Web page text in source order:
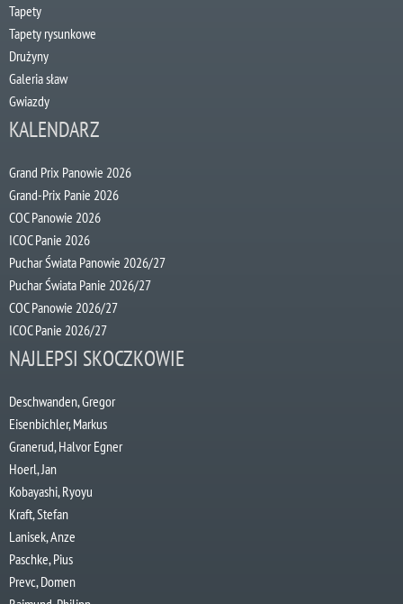
Tapety
Tapety rysunkowe
Drużyny
Galeria sław
Gwiazdy
KALENDARZ
Grand Prix Panowie 2026
Grand-Prix Panie 2026
COC Panowie 2026
ICOC Panie 2026
Puchar Świata Panowie 2026/27
Puchar Świata Panie 2026/27
COC Panowie 2026/27
ICOC Panie 2026/27
NAJLEPSI SKOCZKOWIE
Deschwanden, Gregor
Eisenbichler, Markus
Granerud, Halvor Egner
Hoerl, Jan
Kobayashi, Ryoyu
Kraft, Stefan
Lanisek, Anze
Paschke, Pius
Prevc, Domen